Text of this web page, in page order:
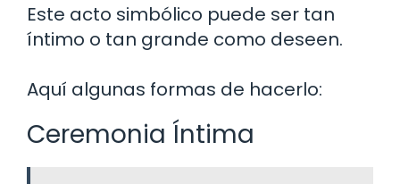
Este acto simbólico puede ser tan
íntimo o tan grande como deseen.
Aquí algunas formas de hacerlo:
Ceremonia Íntima